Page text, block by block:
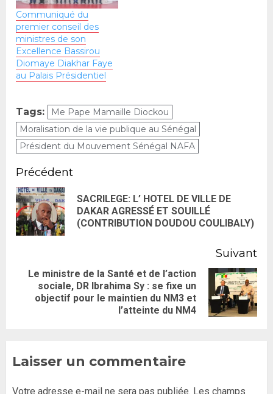
Communiqué du
premier conseil des
ministres de son
Excellence Bassirou
Diomaye Diakhar Faye
au Palais Présidentiel
Tags:
Me Pape Mamaille Diockou
Moralisation de la vie publique au Sénégal
Président du Mouvement Sénégal NAFA
Précédent
SACRILEGE: L’ HOTEL DE VILLE DE
DAKAR AGRESSÉ ET SOUILLÉ
(CONTRIBUTION DOUDOU COULIBALY)
Suivant
Le ministre de la Santé et de l’action
sociale, DR Ibrahima Sy : se fixe un
objectif pour le maintien du NM3 et
l’atteinte du NM4
Laisser un commentaire
Votre adresse e-mail ne sera pas publiée. Les champs